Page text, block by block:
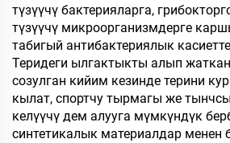
түзүүчү бактерияларга,
түзүүчү микроорганизмдерге
табигый антибактериялык
Теридеги ылгактыкты алып жаткан
созулган кийим кезинде терини
кылат, спортчу тырмагы же
келүүчү дем алууга мүмкүндүк
синтетикалык материалдар менен